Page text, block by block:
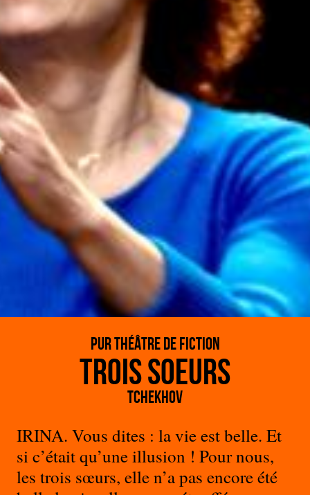
PUR THéÂTRE DE FICTION
Trois soeurs
Tchekhov
IRINA. Vous dites : la vie est belle. Et
si c’était qu’une illusion ! Pour nous,
les trois sœurs, elle n’a pas encore été